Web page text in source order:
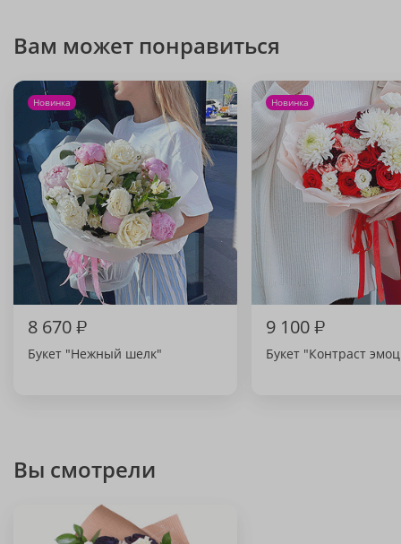
Вам может понравиться
Новинка
8 670₽
Букет "Нежный шелк"
Новинка
9 100₽
Букет "Контраст
Вы смотрели